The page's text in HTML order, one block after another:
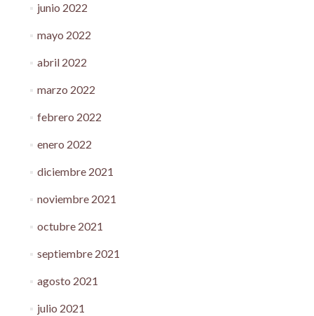
junio 2022
mayo 2022
abril 2022
marzo 2022
febrero 2022
enero 2022
diciembre 2021
noviembre 2021
octubre 2021
septiembre 2021
agosto 2021
julio 2021